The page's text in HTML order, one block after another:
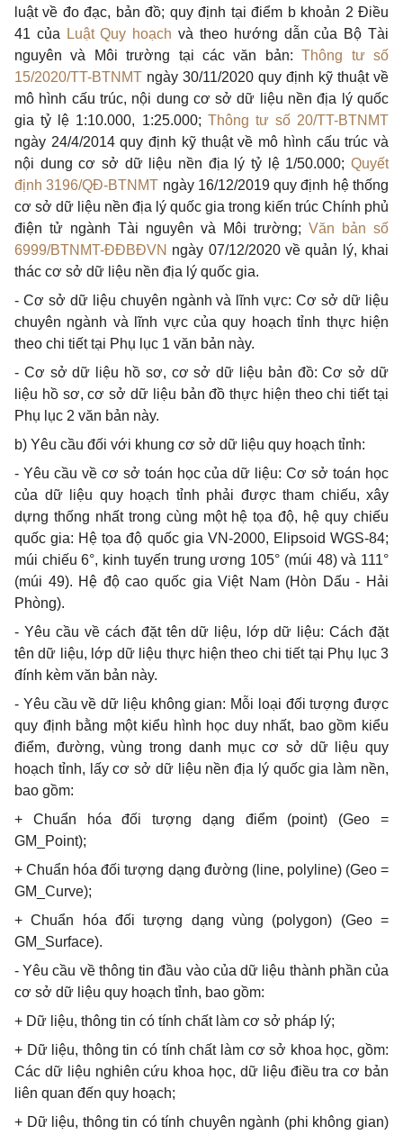
luật về đo đạc, bản đồ; quy định tại điểm b khoản 2 Điều
41 của
Luật Quy hoạch và theo hướng dẫn của Bộ Tài
nguyên và Môi trường tại các văn bản:Thông tư số
15/2020/TT-BTNMT ngày 30/11/2020 quy định kỹ thuật về
mô hình cấu trúc, nội dung cơ sở dữ liệu nền địa lý quốc
gia tỷ lệ 1:10.000, 1:25.000; Thông tư số 20/TT-BTNMT
ngày 24/4/2014 quy định kỹ thuật về mô hình cấu trúc và
nội dung cơ sở dữ liệu nền địa lý tỷ lệ 1/50.000; Quyết
định 3196/QĐ-BTNMT ngày 16/12/2019 quy định hệ thống
cơ sở dữ liệu nền địa lý quốc gia trong kiến trúc Chính phủ
điện tử ngành Tài nguyên và Môi trường; Văn bản số
6999/BTNMT-ĐĐBĐVN ngày 07/12/2020 về quản lý, khai
thác cơ sở dữ liệu nền địa lý quốc gia.
- Cơ sở dữ liệu chuyên ngành và lĩnh vực: Cơ sở dữ liệu
chuyên ngành và lĩnh vực của quy hoạch tỉnh thực hiện
theo chi tiết tại Phụ lục 1 văn bản này.
- Cơ sở dữ liệu hồ sơ, cơ sở dữ liệu bản đồ: Cơ sở dữ
liệu hồ sơ, cơ sở dữ liệu bản đồ thực hiện theo chi tiết tại
Phụ lục 2 văn bản này.
b) Yêu cầu đối với khung cơ sở dữ liệu quy hoạch tỉnh:
- Yêu cầu về cơ sở toán học của dữ liệu: Cơ sở toán học
của dữ liệu quy hoạch tỉnh phải được tham chiếu, xây
dựng thống nhất trong cùng một hệ tọa độ, hệ quy chiếu
quốc gia: Hệ tọa độ quốc gia VN-2000, Elipsoid WGS-84;
múi chiếu 6°, kinh tuyến trung ương 105° (múi 48) và 111°
(múi 49). Hệ độ cao quốc gia Việt Nam (Hòn Dấu - Hải
Phòng).
- Yêu cầu về cách đặt tên dữ liệu, lớp dữ liệu: Cách đặt
tên dữ liệu, lớp dữ liệu thực hiện theo chi tiết tại Phụ lục 3
đính kèm văn bản này.
- Yêu cầu về dữ liệu không gian: Mỗi loại đối tượng được
quy định bằng một kiểu hình học duy nhất, bao gồm kiểu
điểm, đường, vùng trong danh mục cơ sở dữ liệu quy
hoạch tỉnh, lấy cơ sở dữ liệu nền địa lý quốc gia làm nền,
bao gồm:
+ Chuẩn hóa đối tượng dạng điểm (point) (Geo =
GM_Point);
+ Chuẩn hóa đối tượng dạng đường (line, polyline) (Geo =
GM_Curve);
+ Chuẩn hóa đối tượng dạng vùng (polygon) (Geo =
GM_Surface).
- Yêu cầu về thông tin đầu vào của dữ liệu thành phần của
cơ sở dữ liệu quy hoạch tỉnh, bao gồm:
+ Dữ liệu, thông tin có tính chất làm cơ sở pháp lý;
+ Dữ liệu, thông tin có tính chất làm cơ sở khoa học, gồm:
Các dữ liệu nghiên cứu khoa học, dữ liệu điều tra cơ bản
liên quan đến quy hoạch;
+ Dữ liệu, thông tin có tính chuyên ngành (phi không gian)